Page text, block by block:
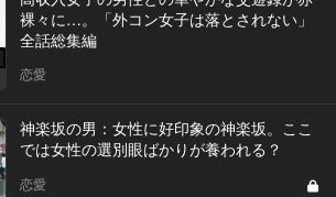
裸々に…。「外コン女子は落とされない」
全話総集編
恋愛
神楽坂の男：女性に好印象の神楽坂。ここ
では女性の選別眼ばかりが養われる？
恋愛